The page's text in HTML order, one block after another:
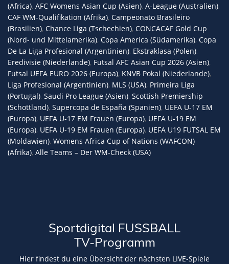
(Africa), AFC Womens Asian Cup (Asien), A-League (Australien),
CAF WM-Qualifikation (Afrika), Campeonato Brasileiro
(Brasilien), Chance Liga (Tschechien), CONCACAF Gold Cup
(Nord- und Mittelamerika), Copa America (Südamerika), Copa
De La Liga Profesional (Argentinien), Ekstraklasa (Polen),
Eredivisie (Niederlande), Futsal AFC Asian Cup 2026 (Asien),
Futsal UEFA EURO 2026 (Europa), KNVB Pokal (Niederlande),
Liga Profesional (Argentinien), MLS (USA), Primeira Liga
(Portugal), Saudi Pro League (Asien), Scottish Premiership
(Schottland), Supercopa de España (Spanien), UEFA U-17 EM
(Europa), UEFA U-17 EM Frauen (Europa), UEFA U-19 EM
(Europa), UEFA U-19 EM Frauen (Europa), UEFA U19 FUTSAL EM
(Moldawien), Womens Africa Cup of Nations (WAFCON)
(Afrika), Alle Teams – Der WM-Check (USA)
Sportdigital FUSSBALL
TV-Programm
Hier findest du eine Übersicht der nächsten LIVE-Spiele